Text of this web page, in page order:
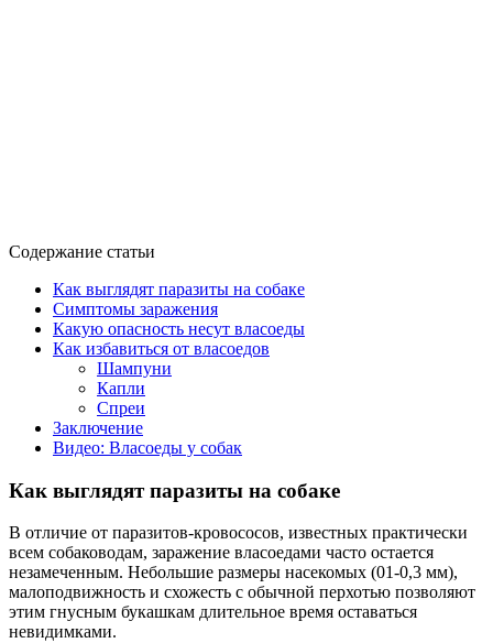
Содержание статьи
Как выглядят паразиты на собаке
Симптомы заражения
Какую опасность несут власоеды
Как избавиться от власоедов
Шампуни
Капли
Спреи
Заключение
Видео: Власоеды у собак
Как выглядят паразиты на собаке
В отличие от паразитов-кровососов, известных практически
всем собаководам, заражение власоедами часто остается
незамеченным. Небольшие размеры насекомых (01-0,3 мм),
малоподвижность и схожесть с обычной перхотью позволяют
этим гнусным букашкам длительное время оставаться
невидимками.